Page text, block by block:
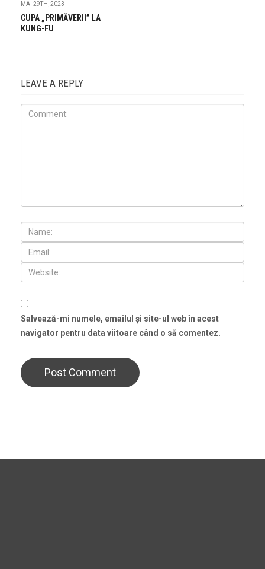
MAI 29TH, 2023
CUPA „PRIMĂVERII” LA
KUNG-FU
LEAVE A REPLY
Salvează-mi numele, emailul și site-ul web în acest
navigator pentru data viitoare când o să comentez.